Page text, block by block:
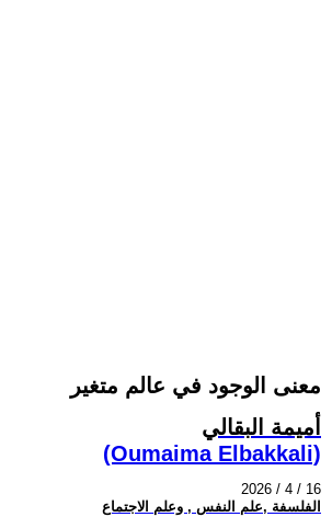
معنى الوجود في عالم متغير
أميمة البقالي
(Oumaima Elbakkali)
2026 / 4 / 16
الفلسفة ,علم النفس , وعلم الاجتماع